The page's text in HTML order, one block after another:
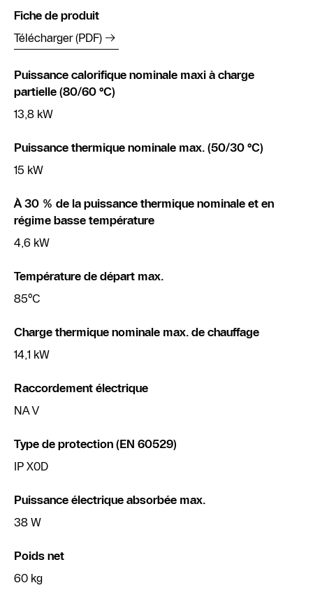
Fiche de produit
Télécharger (PDF)
Puissance calorifique nominale maxi à charge
partielle (80/60 °C)
13,8 kW
Puissance thermique nominale max. (50/30 °C)
15 kW
À 30 % de la puissance thermique nominale et en
régime basse température
4,6 kW
Température de départ max.
85°C
Charge thermique nominale max. de chauffage
14,1 kW
Raccordement électrique
NA V
Type de protection (EN 60529)
IP X0D
Puissance électrique absorbée max.
38 W
Poids net
60 kg